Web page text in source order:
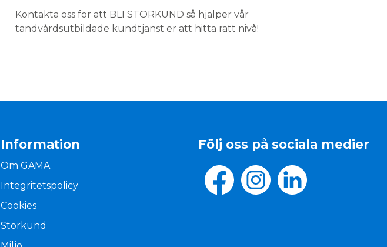
Kontakta oss för att BLI STORKUND så hjälper vår
tandvårdsutbildade kundtjänst er att hitta rätt nivå!
Information
Om GAMA
Integritetspolicy
Cookies
Storkund
Följ oss på sociala medier